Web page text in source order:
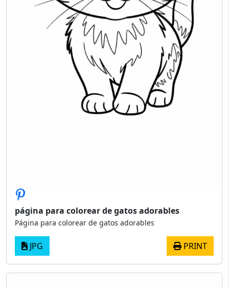
página para colorear de gatos adorables
Página para colorear de gatos adorables
JPG PRINT